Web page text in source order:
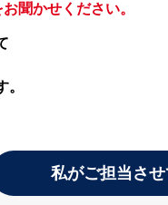
聞かせください。
私がご担当さ